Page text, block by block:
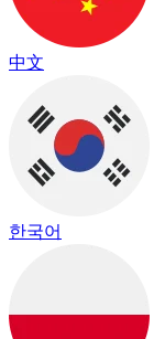
中文
한국어